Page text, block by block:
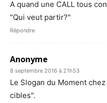
A quand une CALL tous
"Qui veut partir?"
Répondre
Anonyme
8 septembre 2016 à 21h53
Le Slogan du Moment
cibles".